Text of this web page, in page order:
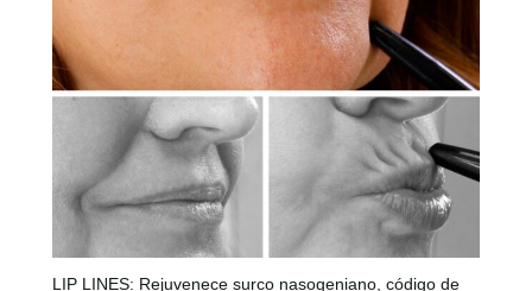
LIP LINES: Rejuvenece surco nasogeniano, código de